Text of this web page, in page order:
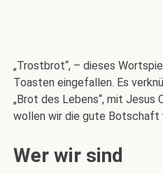
„Trostbrot“, – dieses
Toasten ein­gefallen. Es
„Brot des Lebens“, mit Jesus
wollen wir die gute Botschaft
Wer wir sind